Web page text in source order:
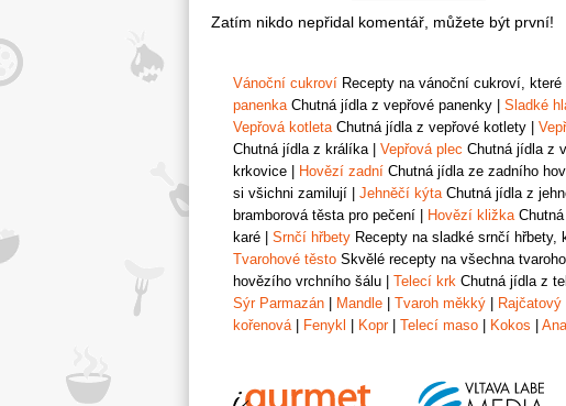
Zatím nikdo nepřidal komentář, můžete být první!
Vánoční cukroví Recepty na vánoční cukroví,
panenkaChutná jídla z vepřové panenky Sladké
Vepřová kotletaChutná jídla z vepřové kotlety
Chutná jídla z králíka| Vepřová plec Chutná jídla z
krkovice
Hovězí zadní Chutná jídla ze zadního
si všichni zamilují
Jehněčí kýtaChutná jídla z
bramborová těsta pro pečení
Hovězí kližka
karé
Srnčí hřbety Recepty na sladké srnčí hřbety,
Tvarohové těsto Skvělé recepty na všechna
hovězího vrchního šálu
Telecí krk Chutná jídla z
Sýr Parmazán
Mandle Tvaroh měkký Rajčatový
kořenová| Fenykl Kopr| Telecí maso Kokos